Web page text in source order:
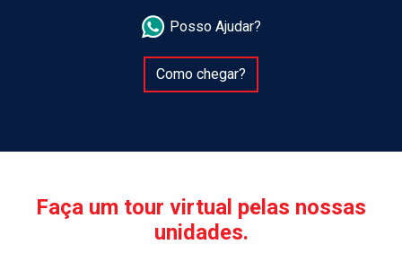
Posso Ajudar?
Como chegar?
Faça um tour virtual pelas nossas
unidades.